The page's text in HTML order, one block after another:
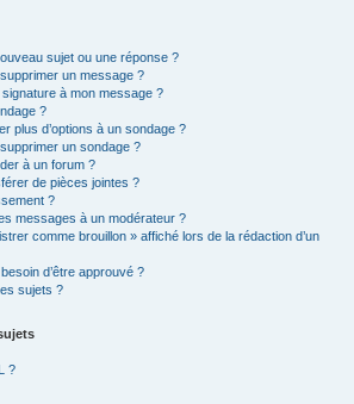
sujet ou une réponse ?
un message ?
à mon message ?
?
plus d’options à un sondage ?
un sondage ?
à un forum ?
de pièces jointes ?
?
messages à un modérateur ?
comme brouillon » affiché lors de la rédaction d’un
d’être approuvé ?
sujets ?
?